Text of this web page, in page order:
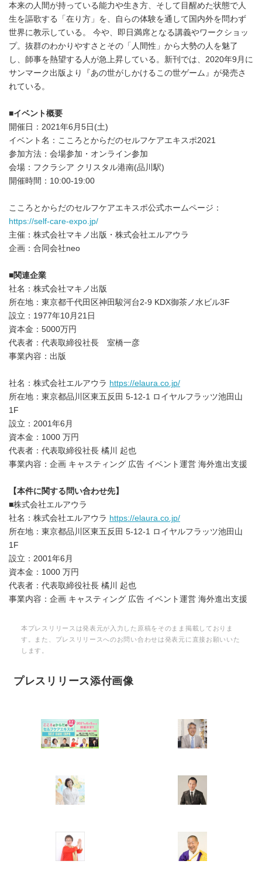
本来の人間が持っている能力や生き方、そして目醒めた状態で人
生を謳歌する「在り方」を、自らの体験を通して国内外を問わず
世界に教示している。 今や、即日満席となる講義やワークショッ
プ。抜群のわかりやすさとその「人間性」から大勢の人を魅了
し、師事を熱望する人が急上昇している。新刊では、2020年9月に
サンマーク出版より『あの世がしかけるこの世ゲーム』が発売さ
れている。
■イベント概要
開催日：2021年6月5日(土)
イベント名：こころとからだのセルフケアエキスポ2021
参加方法：会場参加・オンライン参加
会場：フクラシア クリスタル港南(品川駅)
開催時間：10:00-19:00
こころとからだのセルフケアエキスポ公式ホームページ：
https://self-care-expo.jp/
主催：株式会社マキノ出版・株式会社エルアウラ
企画：合同会社neo
■関連企業
社名：株式会社マキノ出版
所在地：東京都千代田区神田駿河台2-9 KDX御茶ノ水ビル3F
設立：1977年10月21日
資本金：5000万円
代表者：代表取締役社長 室橋一彦
事業内容：出版
社名：株式会社エルアウラ https://elaura.co.jp/
所在地：東京都品川区東五反田 5-12-1 ロイヤルフラッツ池田山
1F
設立：2001年6月
資本金：1000 万円
代表者：代表取締役社長 橘川 起也
事業内容：企画 キャスティング 広告 イベント運営 海外進出支援
【本件に関する問い合わせ先】
■株式会社エルアウラ
社名：株式会社エルアウラ https://elaura.co.jp/
所在地：東京都品川区東五反田 5-12-1 ロイヤルフラッツ池田山
1F
設立：2001年6月
資本金：1000 万円
代表者：代表取締役社長 橘川 起也
事業内容：企画 キャスティング 広告 イベント運営 海外進出支援
本プレスリリースは発表元が入力した原稿をそのまま掲載しておりま
す。また、プレスリリースへのお問い合わせは発表元に直接お願いいた
します。
プレスリリース添付画像